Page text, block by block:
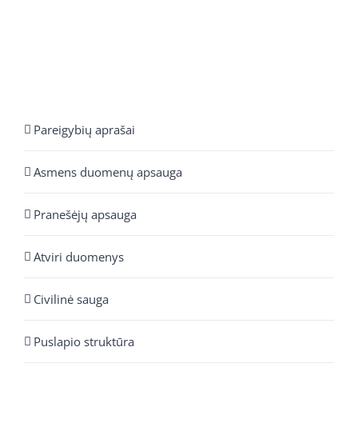
Pareigybių aprašai
Asmens duomenų apsauga
Pranešėjų apsauga
Atviri duomenys
Civilinė sauga
Puslapio struktūra